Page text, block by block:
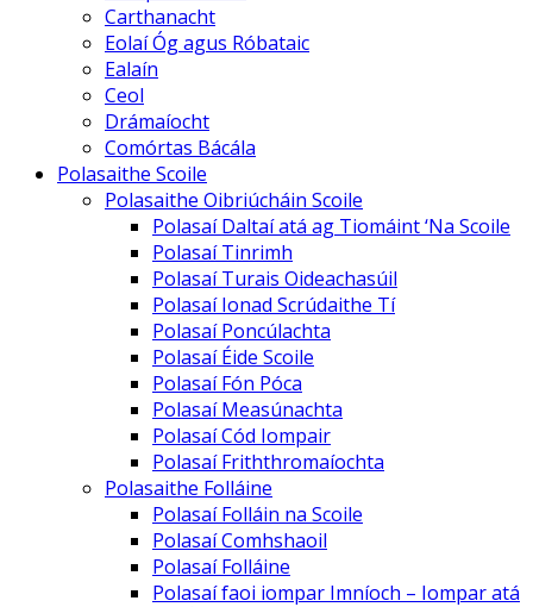
Carthanacht
Eolaí Óg agus Róbataic
Ealaín
Ceol
Drámaíocht
Comórtas Bácála
Polasaithe Scoile
Polasaithe Oibriúcháin Scoile
Polasaí Daltaí atá ag Tiomáint ‘Na Scoile
Polasaí Tinrimh
Polasaí Turais Oideachasúil
Polasaí Ionad Scrúdaithe Tí
Polasaí Poncúlachta
Polasaí Éide Scoile
Polasaí Fón Póca
Polasaí Measúnachta
Polasaí Cód Iompair
Polasaí Friththromaíochta
Polasaithe Folláine
Polasaí Folláin na Scoile
Polasaí Comhshaoil
Polasaí Folláine
Polasaí faoi iompar Imníoch – Iompar atá